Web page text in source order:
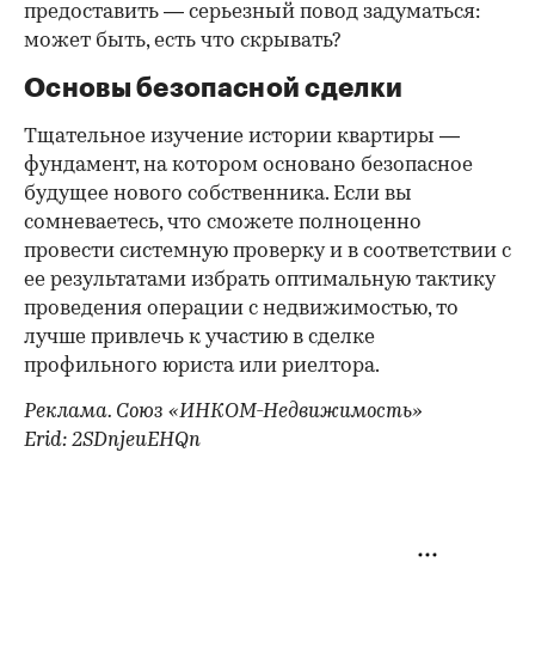
предоставить — серьезный повод задуматься:
может быть, есть что скрывать?
Основы безопасной сделки
Тщательное изучение истории квартиры —
фундамент, на котором основано безопасное
будущее нового собственника. Если вы
сомневаетесь, что сможете полноценно
провести системную проверку и в соответствии с
ее результатами избрать оптимальную тактику
проведения операции с недвижимостью, то
лучше привлечь к участию в сделке
профильного юриста или риелтора.
Реклама. Союз «ИНКОМ-Недвижимость»
Erid: 2SDnjeuEHQn